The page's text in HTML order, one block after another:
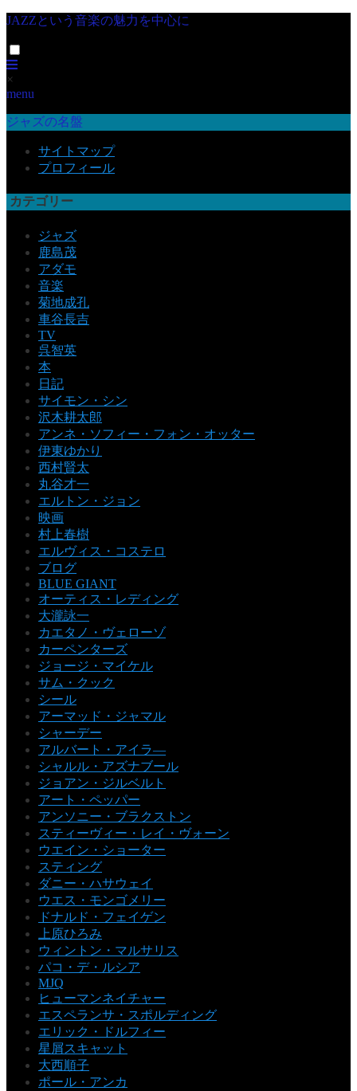
JAZZという音楽の魅力を中心に
×
menu
ジャズの名盤
サイトマップ
プロフィール
カテゴリー
ジャズ
鹿島茂
アダモ
音楽
菊地成孔
車谷長吉
TV
呉智英
本
日記
サイモン・シン
沢木耕太郎
アンネ・ソフィー・フォン・オッター
伊東ゆかり
西村賢太
丸谷才一
エルトン・ジョン
映画
村上春樹
エルヴィス・コステロ
ブログ
BLUE GIANT
オーティス・レディング
大瀧詠一
カエタノ・ヴェローゾ
カーペンターズ
ジョージ・マイケル
サム・クック
シール
アーマッド・ジャマル
シャーデー
アルバート・アイラ―
シャルル・アズナブール
ジョアン・ジルベルト
アート・ペッパー
アンソニー・ブラクストン
スティーヴィー・レイ・ヴォーン
ウエイン・ショーター
スティング
ダニー・ハサウェイ
ウエス・モンゴメリー
ドナルド・フェイゲン
上原ひろみ
ウィントン・マルサリス
パコ・デ・ルシア
MJQ
ヒューマンネイチャー
エスペランサ・スポルディング
エリック・ドルフィー
星屑スキャット
大西順子
ポール・アンカ